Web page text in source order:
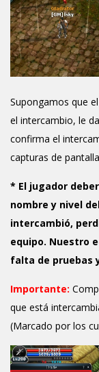
Supongamos que
el intercambio, le
confirma el
capturas de
* El jugador
nombre y nivel
intercambió,
equipo. Nuestro
falta de pruebas
Importante:
que está
(Marcado por los